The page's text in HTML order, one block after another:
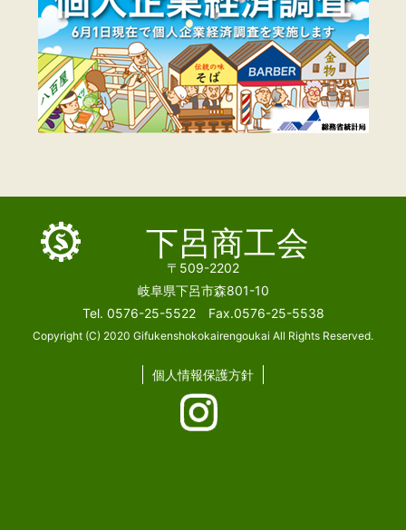
下呂商工会
〒509-2202
岐阜県下呂市森801-10
Tel. 0576-25-5522 Fax.0576-25-5538
Copyright (C) 2020 Gifukenshokokairengoukai All Rights Reserved.
個人情報保護方針